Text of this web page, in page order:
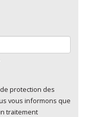
traitement de
*
protection des
vous informons que
traitement